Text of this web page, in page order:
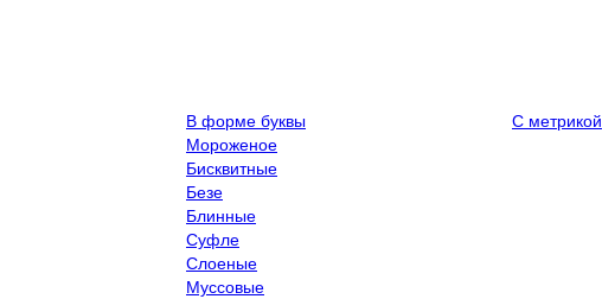
В форме буквы
С метрикой
Мороженое
Бисквитные
Безе
Блинные
Суфле
Слоеные
Муссовые